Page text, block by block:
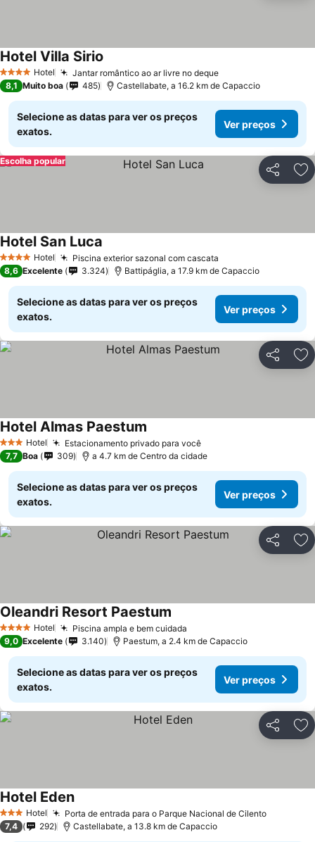
4 EstrelasHotel Jantar romântico ao ar livre no deque
Hotel Villa Sirio
8,1 Muito boa 485 Castellabate, a 16.2 km de Capaccio
Selecione as datas para ver os preços
exatos.
Ver preços
Partilhar
Escolha popular
4 EstrelasHotel Piscina exterior sazonal com cascata
Hotel San Luca
8,6 Excelente 3.324 Battipáglia, a 17.9 km de Capaccio
Selecione as datas para ver os preços
exatos.
Ver preços
Partilhar
3 EstrelasHotel Estacionamento privado para você
Hotel Almas Paestum
7,7 Boa 309 a 4.7 km de Centro da cidade
Selecione as datas para ver os preços
exatos.
Ver preços
Partilhar
4 EstrelasHotel Piscina ampla e bem cuidada
Oleandri Resort Paestum
9,0 Excelente 3.140 Paestum, a 2.4 km de Capaccio
Selecione as datas para ver os preços
exatos.
Ver preços
Partilhar
3 EstrelasHotel Porta de entrada para o Parque Nacional de Cilento
Hotel Eden
7,4 292 Castellabate, a 13.8 km de Capaccio